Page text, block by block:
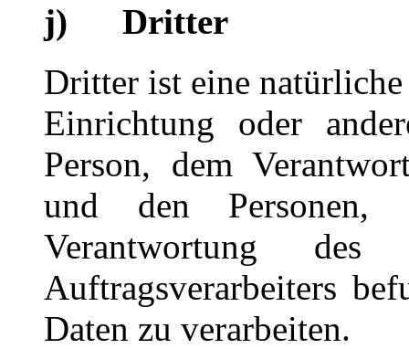
j) Dritter
Dritter ist eine
Einrichtung oder
Person, dem
und den Personen,
Verantwortung des
Auftragsverarbeiters
Daten zu verarbeiten.